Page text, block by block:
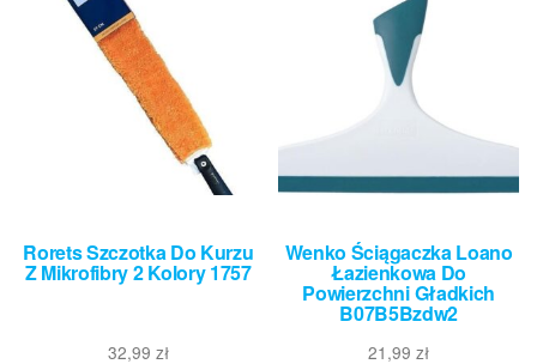
Rorets Szczotka Do Kurzu
Z Mikrofibry 2 Kolory 1757
32,99 zł
Wenko Ściągaczka Loano
Łazienkowa Do
Powierzchni Gładkich
B07B5Bzdw2
21,99zł